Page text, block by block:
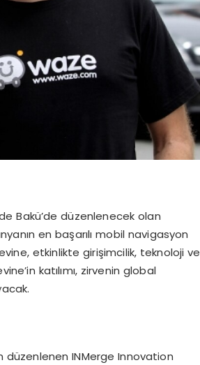
Bakü’de düzenlenecek olan
en başarılı mobil navigasyon
etkinlikte girişimcilik, teknoloji ve
katılımı, zirvenin global
düzenlenen INMerge Innovation